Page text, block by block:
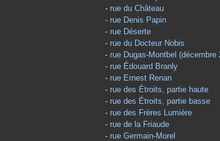
- rue du Château
- rue Denis Papin
- rue Déserte
- rue du Docteur Nobis
- rue Dugas-Montbel (décembre
- rue Édouard Branly
- rue Ernest Renan
- rue des Étroits, partie haute
- rue des Étroits, partie basse
- rue des Frères Lumière
- rue de la Friaude
- rue Germain-Morel